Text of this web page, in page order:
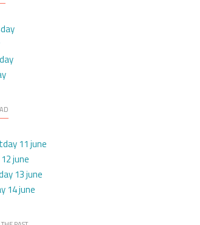
11 june
june
13 june
14 june